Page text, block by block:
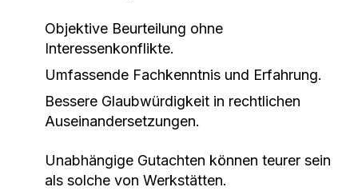
Objektive Beurteilung ohne
Interessenkonflikte.
Umfassende Fachkenntnis und Erfahrung.
Bessere Glaubwürdigkeit in rechtlichen
Auseinandersetzungen.
Unabhängige Gutachten können teurer sein
als solche von Werkstätten.